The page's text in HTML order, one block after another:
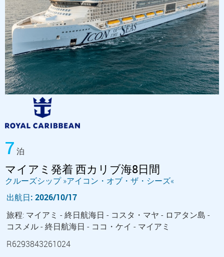
7 泊
マイアミ発着 西カリブ海8日間
クルーズシップ »アイコン・オブ・ザ・シーズ«
出航日: 2026/10/17
旅程: マイアミ - 終日航海日 - コスタ・マヤ - ロアタン島 -
コスメル - 終日航海日 - ココ・ケイ - マイアミ
R6293843261024